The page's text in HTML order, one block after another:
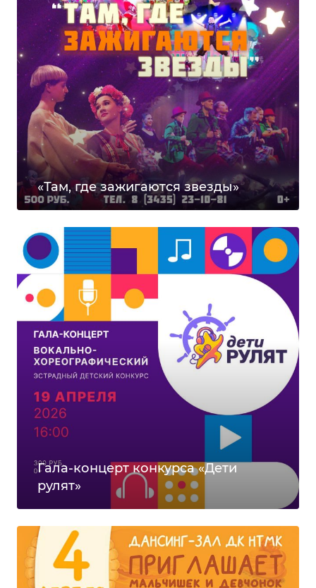
«Там, где зажигаются звезды»
Гала-концерт конкурса «Дети
рулят»